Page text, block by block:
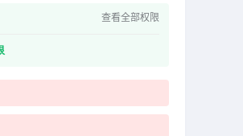
查看全部权限